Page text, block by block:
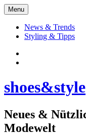
Skip
to
content
Menu
News & Trends
Styling & Tipps
shoes&style
Neues &
Modewelt